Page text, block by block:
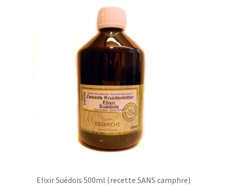
Elixir Suédois 500ml (recette SANS camphre)